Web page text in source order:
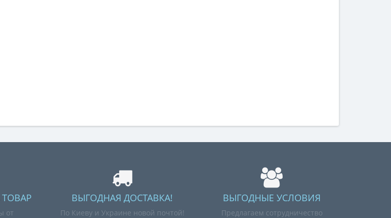
ТОВАР
от
ВЫГОДНАЯ ДОСТАВКА!
По Киеву и Украине новой почтой!
ВЫГОДНЫЕ УСЛОВИЯ
Предлагаем сотрудничество